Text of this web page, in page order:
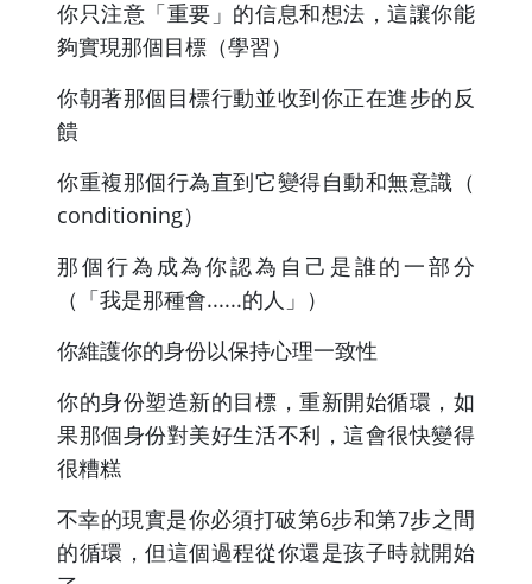
你只注意「重要」的信息和想法，這讓你能
夠實現那個目標（學習）
你朝著那個目標行動並收到你正在進步的反
饋
你重複那個行為直到它變得自動和無意識（
conditioning）
那個行為成為你認為自己是誰的一部分
（「我是那種會......的人」）
你維護你的身份以保持心理一致性
你的身份塑造新的目標，重新開始循環，如
果那個身份對美好生活不利，這會很快變得
很糟糕
不幸的現實是你必須打破第6步和第7步之間
的循環，但這個過程從你還是孩子時就開始